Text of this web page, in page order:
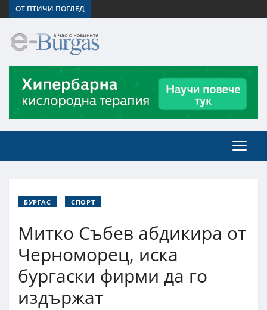
ОТ ПТИЧИ ПОГЛЕД
БУРГАС СПОРТ
Митко Събев абдикира от
Черноморец, иска
бургаски фирми да го
издържат